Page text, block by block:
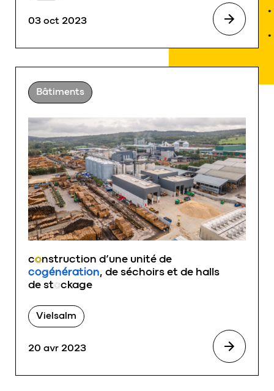
03 oct 2023
Bâtiments
construction d’une unité de
cogénération, de séchoirs et de halls
de stockage
Vielsalm
20 avr 2023